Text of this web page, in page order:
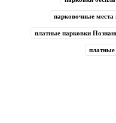
парковочные места
платные парковки
платные